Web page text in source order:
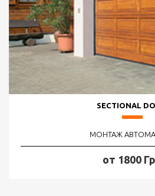
SECTIONAL
МОНТАЖ
от 1800